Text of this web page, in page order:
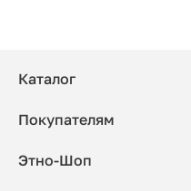
Каталог
Покупателям
Этно-Шоп